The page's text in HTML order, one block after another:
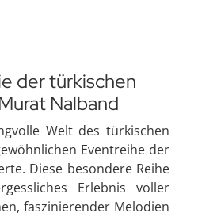
der türkischen
Nalband
Welt des türkischen
Eventreihe der
Diese besondere Reihe
Erlebnis voller
faszinierender Melodien